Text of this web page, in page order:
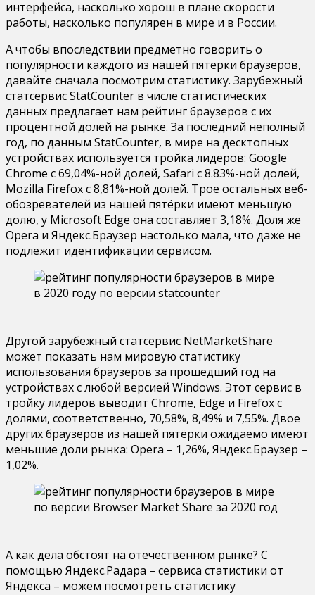
интерфейса, насколько хорош в плане скорости
работы, насколько популярен в мире и в России.
А чтобы впоследствии предметно говорить о
популярности каждого из нашей пятёрки браузеров,
давайте сначала посмотрим статистику. Зарубежный
статсервис StatCounter в числе статистических
данных предлагает нам рейтинг браузеров с их
процентной долей на рынке. За последний неполный
год, по данным StatCounter, в мире на десктопных
устройствах используется тройка лидеров: Google
Chrome с 69,04%-ной долей, Safari с 8.83%-ной долей,
Mozilla Firefox с 8,81%-ной долей. Трое остальных веб-
обозревателей из нашей пятёрки имеют меньшую
долю, у Microsoft Edge она составляет 3,18%. Доля же
Opera и Яндекс.Браузер настолько мала, что даже не
подлежит идентификации сервисом.
Другой зарубежный статсервис NetMarketShare
может показать нам мировую статистику
использования браузеров за прошедший год на
устройствах с любой версией Windows. Этот сервис в
тройку лидеров выводит Chrome, Edge и Firefox с
долями, соответственно, 70,58%, 8,49% и 7,55%. Двое
других браузеров из нашей пятёрки ожидаемо имеют
меньшие доли рынка: Opera – 1,26%, Яндекс.Браузер –
1,02%.
А как дела обстоят на отечественном рынке? С
помощью Яндекс.Радара – сервиса статистики от
Яндекса – можем посмотреть статистику